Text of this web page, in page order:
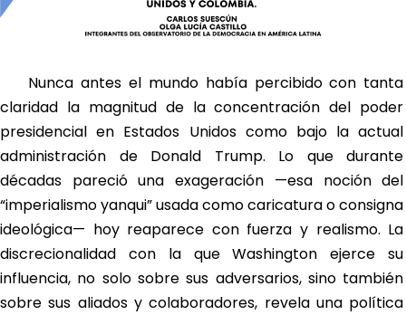
Nunca antes el mundo había percibido con tanta
claridad la magnitud de la concentración del poder
presidencial en Estados Unidos como bajo la actual
administración de Donald Trump. Lo que durante
décadas pareció una exageración —esa noción del
“imperialismo yanqui” usada como caricatura o consigna
ideológica— hoy reaparece con fuerza y realismo. La
discrecionalidad con la que Washington ejerce su
influencia, no solo sobre sus adversarios, sino también
sobre sus aliados y colaboradores, revela una política